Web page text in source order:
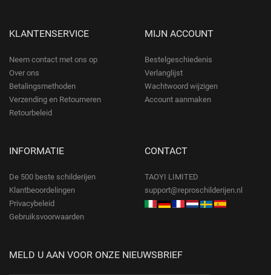
KLANTENSERVICE
Neem contact met ons op
Over ons
Betalingsmethoden
Verzending en Retourneren
Retourbeleid
MIJN ACCOUNT
Bestelgeschiedenis
Verlanglijst
Wachtwoord wijzigen
Account aanmaken
INFORMATIE
De 500 beste schilderijen
Klantbeoordelingen
Privacybeleid
Gebruiksvoorwaarden
CONTACT
TAOYI LIMITED
support@reproschilderijen.nl
MELD U AAN VOOR ONZE NIEUWSBRIEF